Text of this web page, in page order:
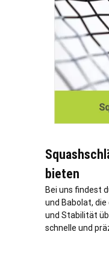
bieten
Bei uns findest
und Babolat,
und Stabilität
schnelle und